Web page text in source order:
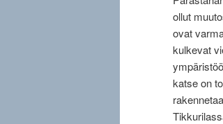
ollut
ovat
kulkevat
katse on